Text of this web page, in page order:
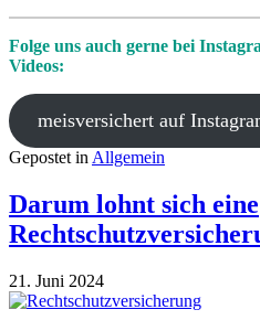
Folge uns auch gerne bei
Videos:
meisversichert auf
Gepostet in Allgemein
Darum lohnt sich eine
21. Juni 2024